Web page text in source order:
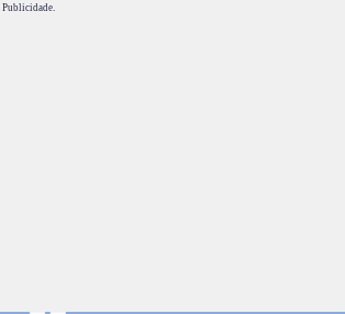
Publicidade.